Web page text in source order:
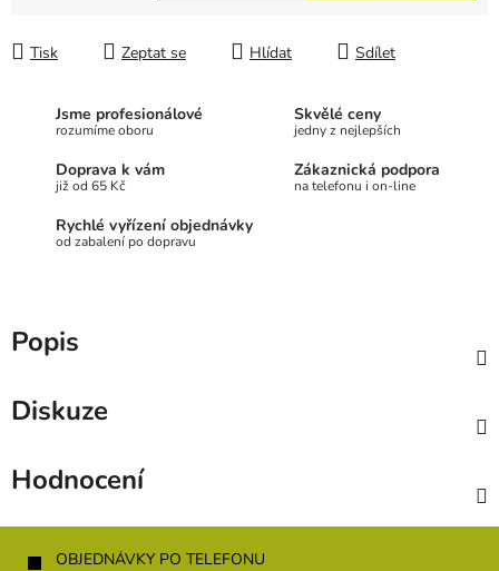
Tisk Zeptat se Hlídat Sdílet
Jsme profesionálové
rozumíme oboru
Skvělé ceny
jedny z nejlepších
Doprava k vám
již od 65 Kč
Zákaznická podpora
na telefonu i on-line
Rychlé vyřízení objednávky
od zabalení po dopravu
Popis
Diskuze
Hodnocení
Z
OBJEDNÁVKY PO TELEFONU